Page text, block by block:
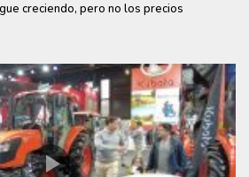
creciendo, pero no los precios